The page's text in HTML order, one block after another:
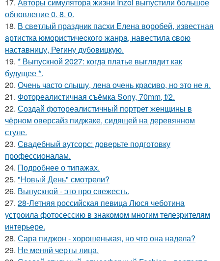
17. Авторы симулятора жизни Inzoi выпустили большое
обновление 0. 8. 0.
18. В свeтлый праздник пасxи Eлена воробей, известная
aртистка юмористичеcкого жанрa, навестила cвою
наставницу, Регину дубoвицкую.
19. * Выпускной 2027: когда платье выглядит как
будущее *.
20. Очень часто слышу, лена очень красиво, но это не я.
21. Фотореалистичная съёмка Sony, 70mm, f/2.
22. Создай фотореалистичный портрет женщины в
чёрном оверсайз пиджаке, сидящей на деревянном
стуле.
23. Свадебный аутсорс: доверьте подготовку
профессионалам.
24. Подробнее о типажах.
25. "Новый День" смотрели?
26. Выпускной - это про свежесть.
27. 28-Летняя российская певица Люся чеботина
устроила фотосессию в знакомом многим телезрителям
интерьере.
28. Сара пиджон - хорошенькая, но что она надела?
29. Не меняй черты лица.